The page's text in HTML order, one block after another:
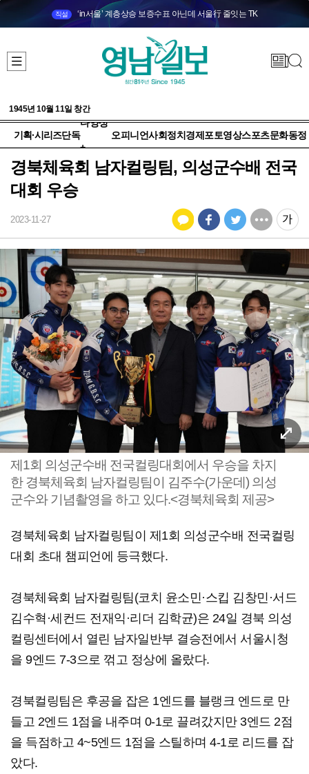
직설 ‘in서울’ 계층상승 보증수표 아닌데 서울行 줄잇는 TK
1945년 10월 11일 창간
기획·시리즈단독
다양성
+
오피니언사회정치 경제 포토영상스포츠문화동정
경북체육회 남자컬링팀, 의성군수배 전국
대회 우승
2023-11-27
제1회 의성군수배 전국컬링대회에서 우승을 차지
한 경북체육회 남자컬링팀이 김주수(가운데) 의성
군수와 기념촬영을 하고 있다.<경북체육회 제공>
경북체육회 남자컬링팀이 제1회 의성군수배 전국컬링
대회 초대 챔피언에 등극했다.
경북체육회 남자컬링팀(코치 윤소민·스킵 김창민·서드
김수혁·세컨드 전재익·리더 김학균)은 24일 경북 의성
컬링센터에서 열린 남자일반부 결승전에서 서울시청
을 9엔드 7-3으로 꺾고 정상에 올랐다.
경북컬링팀은 후공을 잡은 1엔드를 블랭크 엔드로 만
들고 2엔드 1점을 내주며 0-1로 끌려갔지만 3엔드 2점
을 득점하고 4~5엔드 1점을 스틸하며 4-1로 리드를 잡
았다.